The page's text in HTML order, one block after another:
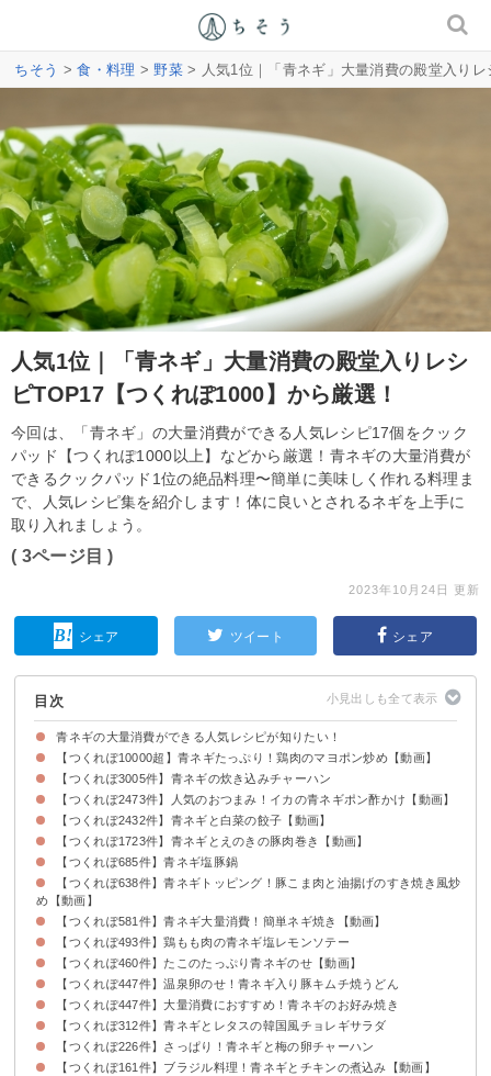
ちそう >食・料理 >野菜> 人気1位｜「青ネギ」大量消費の殿堂入り
人気1位｜「青ネギ」大量消費の殿堂入りレシ
ピTOP17【つくれぽ1000】から厳選！
今回は、「青ネギ」の大量消費ができる人気レシピ17個をクック
パッド【つくれぽ1000以上】などから厳選！青ネギの大量消費が
できるクックパッド1位の絶品料理〜簡単に美味しく作れる料理ま
で、人気レシピ集を紹介します！体に良いとされるネギを上手に
取り入れましょう。
( 3ページ目 )
2023年10月24日 更新
シェア ツイート シェア
目次
青ネギの大量消費ができる人気レシピが知りたい！
【つくれぽ10000超】青ネギたっぷり！鶏肉のマヨポン炒め【動画】
【つくれぽ3005件】青ネギの炊き込みチャーハン
【つくれぽ2473件】人気のおつまみ！イカの青ネギポン酢かけ【動画】
【つくれぽ2432件】青ネギと白菜の餃子【動画】
【つくれぽ1723件】青ネギとえのきの豚肉巻き【動画】
【つくれぽ685件】青ネギ塩豚鍋
【つくれぽ638件】青ネギトッピング！豚こま肉と油揚げのすき焼き風炒
め【動画】
【つくれぽ581件】青ネギ大量消費！簡単ネギ焼き【動画】
【つくれぽ493件】鶏もも肉の青ネギ塩レモンソテー
【つくれぽ460件】たこのたっぷり青ネギのせ【動画】
【つくれぽ447件】温泉卵のせ！青ネギ入り豚キムチ焼うどん
【つくれぽ447件】大量消費におすすめ！青ネギのお好み焼き
【つくれぽ312件】青ネギとレタスの韓国風チョレギサラダ
【つくれぽ226件】さっぱり！青ネギと梅の卵チャーハン
【つくれぽ161件】ブラジル料理！青ネギとチキンの煮込み【動画】